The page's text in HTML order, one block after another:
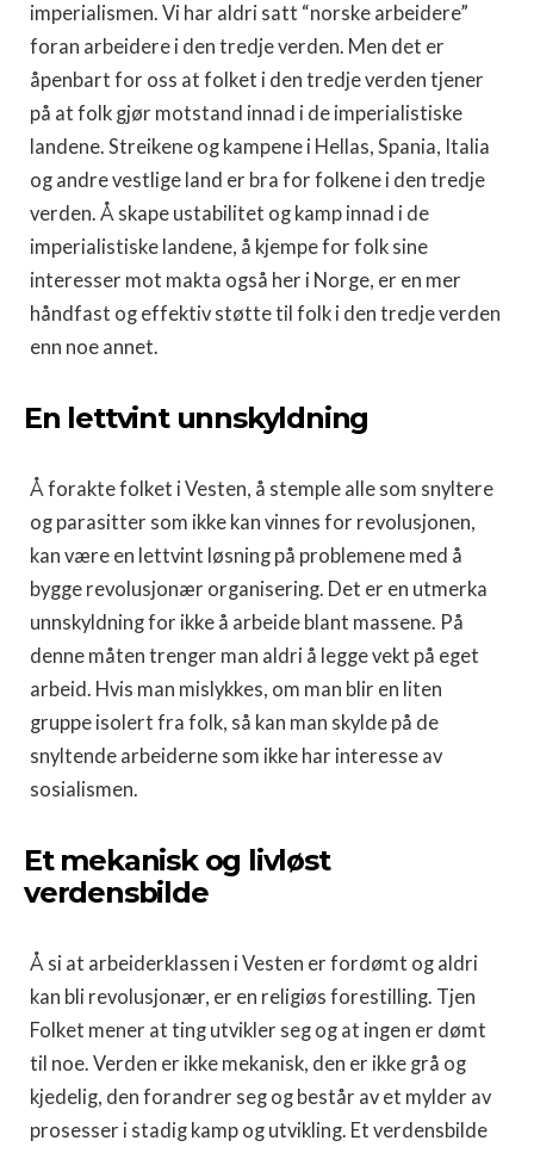
imperialismen. Vi har aldri satt “norske arbeidere”
foran arbeidere i den tredje verden. Men det er
åpenbart for oss at folket i den tredje verden tjener
på at folk gjør motstand innad i de imperialistiske
landene. Streikene og kampene i Hellas, Spania, Italia
og andre vestlige land er bra for folkene i den tredje
verden. Å skape ustabilitet og kamp innad i de
imperialistiske landene, å kjempe for folk sine
interesser mot makta også her i Norge, er en mer
håndfast og effektiv støtte til folk i den tredje verden
enn noe annet.
En lettvint unnskyldning
Å forakte folket i Vesten, å stemple alle som snyltere
og parasitter som ikke kan vinnes for revolusjonen,
kan være en lettvint løsning på problemene med å
bygge revolusjonær organisering. Det er en utmerka
unnskyldning for ikke å arbeide blant massene. På
denne måten trenger man aldri å legge vekt på eget
arbeid. Hvis man mislykkes, om man blir en liten
gruppe isolert fra folk, så kan man skylde på de
snyltende arbeiderne som ikke har interesse av
sosialismen.
Et mekanisk og livløst
verdensbilde
Å si at arbeiderklassen i Vesten er fordømt og aldri
kan bli revolusjonær, er en religiøs forestilling. Tjen
Folket mener at ting utvikler seg og at ingen er dømt
til noe. Verden er ikke mekanisk, den er ikke grå og
kjedelig, den forandrer seg og består av et mylder av
prosesser i stadig kamp og utvikling. Et verdensbilde